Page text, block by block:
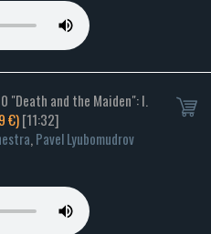
"Death and the Maiden": I.
€)[11:32]
,Pavel Lyubomudrov